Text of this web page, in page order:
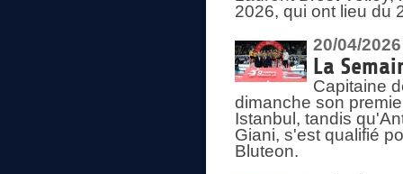
2026, qui ont lieu du
20/04/2026
La
Capitaine
dimanche son
Istanbul, tandis
Giani, s'est qualifié
Bluteon.